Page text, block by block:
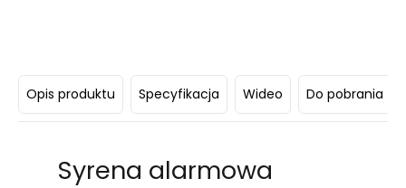
Opis produktu Specyfikacja Wideo Do pobrania
Syrena alarmowa